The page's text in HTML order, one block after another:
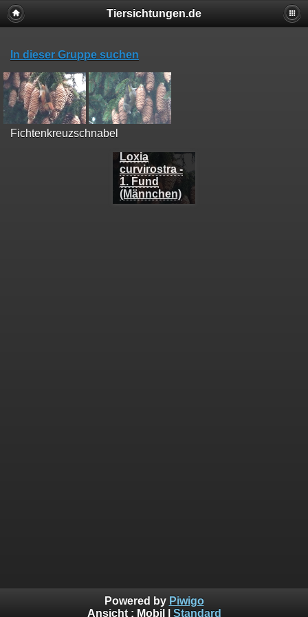
Tiersichtungen.de
In dieser Gruppe suchen
Fichtenkreuzschnabel
Loxia
curvirostra -
1. Fund
(Männchen)
Powered by Piwigo
Ansicht : Mobil Standard